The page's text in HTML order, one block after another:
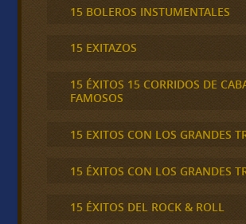
15 BOLEROS INSTUMENTALES
15 EXITAZOS
15 ÉXITOS 15 CORRIDOS DE
FAMOSOS
15 EXITOS CON LOS GRANDES
15 ÉXITOS CON LOS GRANDES
15 ÉXITOS DEL ROCK & ROLL